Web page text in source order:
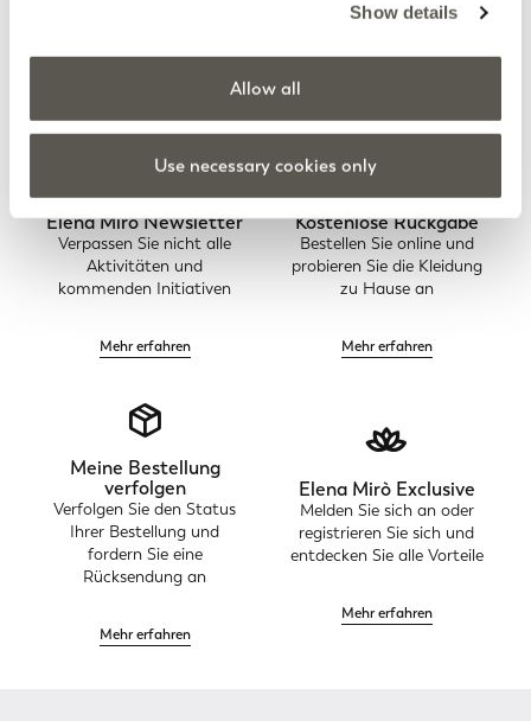
Show details
Allow all
Use necessary cookies only
Elena Mirò Newsletter
Verpassen Sie nicht alle
Aktivitäten und
kommenden Initiativen
Mehr erfahren
Kostenlose Rückgabe
Bestellen Sie online und
probieren Sie die Kleidung
zu Hause an
Mehr erfahren
Meine Bestellung
verfolgen
Verfolgen Sie den Status
Ihrer Bestellung und
fordern Sie eine
Rücksendung an
Mehr erfahren
Elena Mirò Exclusive
Melden Sie sich an oder
registrieren Sie sich und
entdecken Sie alle Vorteile
Mehr erfahren